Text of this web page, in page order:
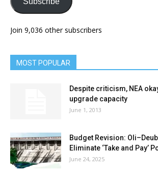
Join 9,036 other subscribers
MOST POPULAR
Despite criticism, NEA
upgrade capacity
June 1, 2013
Budget Revision:
Eliminate ‘Take and Pay’
June 24, 2025